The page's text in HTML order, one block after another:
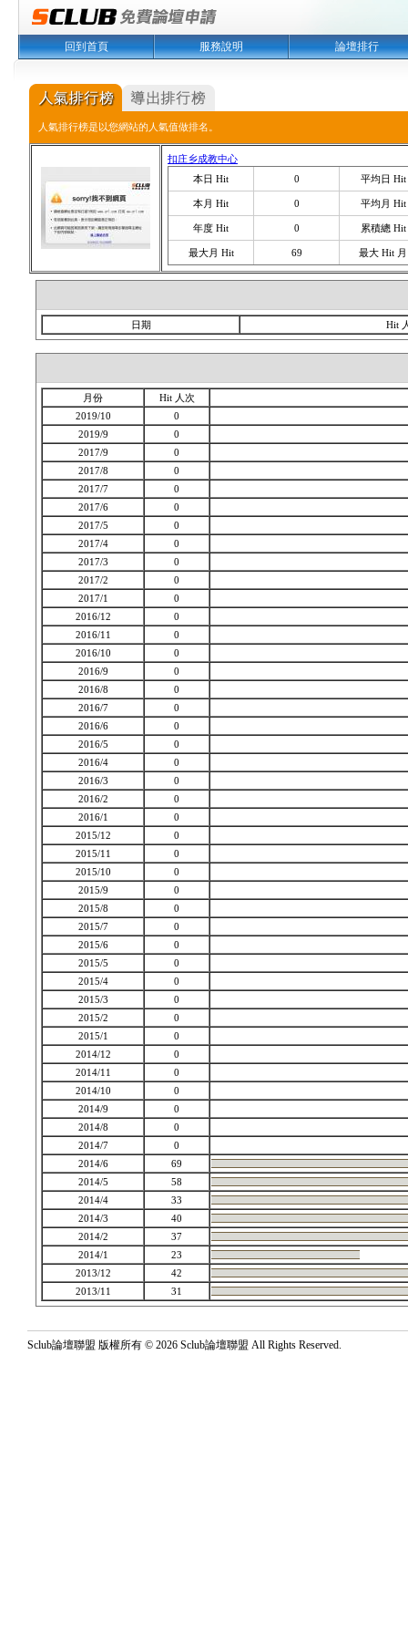
回到首頁 服務說明 論壇排行
人氣排行榜是以您網站的人氣值做排名。
扣庄乡成教中心
本日 Hit
0 平均日 Hit
本月 Hit 0 平均月 Hit
年度 Hit 0 累積總 Hit
最大月 Hit 69 最大 Hit 月
日期 Hit
月份
Hit 人次
2019/10
0
2019/9
0
2017/9
0
2017/8
0
2017/7
0
2017/6
0
2017/5
0
2017/4
0
2017/3
0
2017/2
0
2017/1
0
2016/12
0
2016/11
0
2016/10
0
2016/9
0
2016/8
0
2016/7
0
2016/6
0
2016/5
0
2016/4
0
2016/3
0
2016/2
0
2016/1
0
2015/12
0
2015/11
0
2015/10
0
2015/9
0
2015/8
0
2015/7
0
2015/6
0
2015/5
0
2015/4
0
2015/3
0
2015/2
0
2015/1
0
2014/12
0
2014/11
0
2014/10
0
2014/9
0
2014/8
0
2014/7
0
2014/6
69
2014/5
58
2014/4
33
2014/3
40
2014/2
37
2014/1
23
2013/12
42
2013/11
31
Sclub論壇聯盟 版權所有 © 2026 Sclub論壇聯盟 All Rights Reserved.